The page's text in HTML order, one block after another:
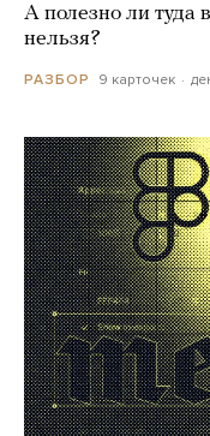
А полезно ли туда
нельзя?
РАЗБОР 9 карточек